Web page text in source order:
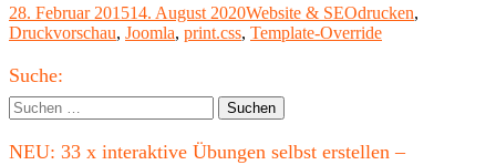
Veröffentlicht
am
28. Februar 201514. August 2020Kategorien
Website & SEOSchlagwörter
drucken,
Druckvorschau, Joomla, print.css, Template-Override
Haupt-
Seitenleiste
Suche:
Suchen
nach:
NEU: 33 x interaktive Übungen selbst erstellen –